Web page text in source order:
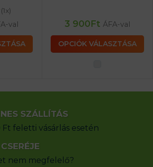
(1x)
val 3 900Ft ÁFA-val
OPCIÓK VÁLASZTÁSA
SZÁLLÍTÁS
feletti vásárlás esetén
nem megfelelő?